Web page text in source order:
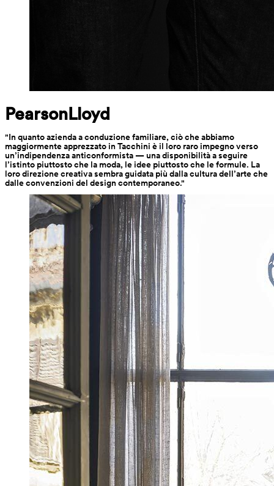
PearsonLloyd
"In quanto azienda a conduzione familiare, ciò che abbiamo
maggiormente apprezzato in Tacchini è il loro raro impegno verso
un’indipendenza anticonformista — una disponibilità a seguire
l’istinto piuttosto che la moda, le idee piuttosto che le formule. La
loro direzione creativa sembra guidata più dalla cultura dell’arte che
dalle convenzioni del design contemporaneo."